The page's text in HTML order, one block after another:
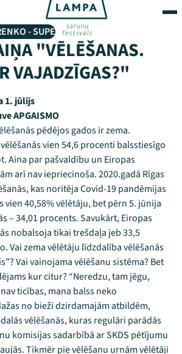
- SUPE
"VĒLĒŠANAS.
VAJADZĪGAS?"
1. jūlijs
APGAISMO
pēdējos gados ir zema.
vien 54,6 procenti balsstiesīgo
Aina par pašvaldību un Eiropas
arī nav iepriecinoša. 2020.gadā Rīgas
kas noritēja Covid-19 pandēmijas
vien 40,58% vēlētāju, bet pērn 5. jūnija
– 34,01 procents. Savukārt, Eiropas
nobalsoja tikai trešdaļa jeb 33,5
Vai zema vēlētāju līdzdalība vēlēšanās
Vai vainojama vēlēšanu sistēma? Bet
kur citur? “Neredzu, tam jēgu,
ticības, mana balss neko
no bieži dzirdamajām atbildēm,
vēlēšanās, kuras regulāri parādās
komisijas sadarbībā ar SKDS pētījumu
Tikmēr pie vēlēšanu urnām vēlētāji